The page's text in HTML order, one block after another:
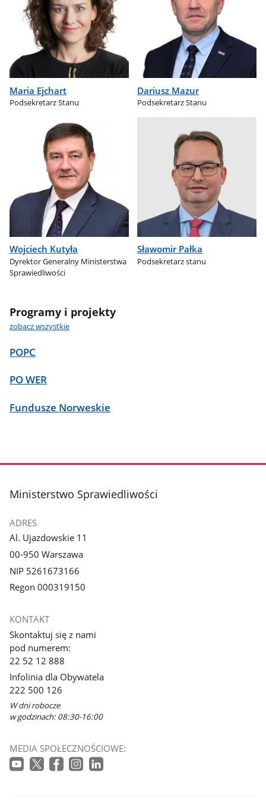
Maria Ejchart
Podsekretarz Stanu
Dariusz Mazur
Podsekretarz Stanu
Wojciech Kutyła
Dyrektor Generalny Ministerstwa
Sprawiedliwości
Sławomir Pałka
Podsekretarz stanu
Programy i projekty
zobacz wszystkie
POPC
PO WER
Fundusze Norweskie
stopka
Ministerstwo Sprawiedliwości
ADRES
Al. Ujazdowskie 11
00-950 Warszawa
NIP 5261673166
Regon 000319150
KONTAKT
Skontaktuj się z nami
pod numerem:
22 52 12 888
Infolinia dla Obywatela
222 500 126
W dni robocze
w godzinach: 08:30-16:00
MEDIA SPOŁECZNOŚCIOWE: